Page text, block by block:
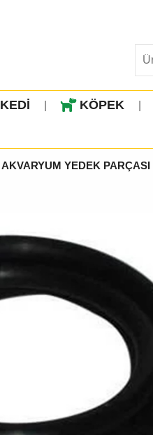
KEDİ KÖPEK
AKVARYUM YEDEK PARÇASI